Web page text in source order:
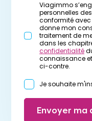
Viagimmo
personnelles
conformité
donne mon
traitement de
dans les
confidentialité
connaissance
ci-contre.
Je souhaite
Envoyer ma